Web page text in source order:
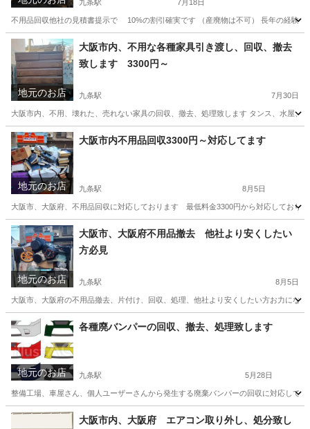
九条駅 7月18日
不用品回収他社の見積書提示で 10%の割引確実です （産廃物は不可） 長年の経験
大阪 大阪市 九条駅 不用品回収 見積
地元のお店
大阪市内、不用な各種家具引き渡し、回収、撤去
致します 3300円～
九条駅 7月30日
大阪市内、不用、壊れた、売れない家具の回収、撤去、処理致します タンス、水屋
大阪 大阪市 九条駅 不用品回収 無料
地元のお店
大阪市内不用品回収3300円～対応してます
九条駅 8月5日
大阪市、大阪府、不用品回収に対応しております 最低料金3300円から対応しており
大阪 大阪市 九条駅 不用品回収 無料
地元のお店
大阪市、大阪府不用品撤去 他社より安くしたい
方必見
九条駅 8月5日
大阪市、大阪府の不用品撤去、片付け、回収、処理、他社より安くしたい方お力にな
大阪 大阪市 九条駅 不用品回収 片付け
地元のお店
各種廃バンパーの回収、撤去、処理致します
九条駅 5月28日
整備工場、車屋さん、個人ユーザーさんから発生する廃棄バンパーの回収に対応し
大阪 大阪市 九条駅 不用品回収
大阪市内、大阪府 エアコン取り外し、処分致し